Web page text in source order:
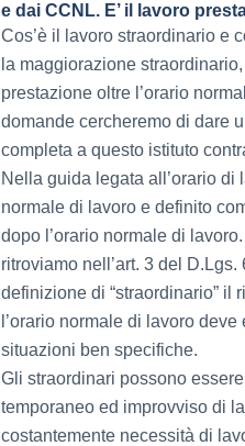
e dai CCNL. E’ il lavoro
Cos’è il lavoro straordinario e
la maggiorazione
prestazione oltre l’orario
domande cercheremo di dare
completa a questo istituto
Nella guida legata all’orario di
normale di lavoro e definito
dopo l’orario normale di
ritroviamo nell’art. 3 del
definizione di “straordinario” il
l’orario normale di lavoro
situazioni ben specifiche.
Gli straordinari possono
temporaneo ed improvviso di
costantemente necessità di